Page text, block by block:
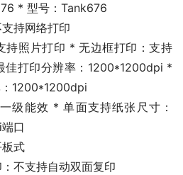
* 型号：Tank676
持网络打印
持照片打印 * 无边框打印：支持
佳打印分辨率：1200*1200dpi *
1200*1200dpi
级能效 * 单面支持纸张尺寸：
口
式
不支持自动双面复印